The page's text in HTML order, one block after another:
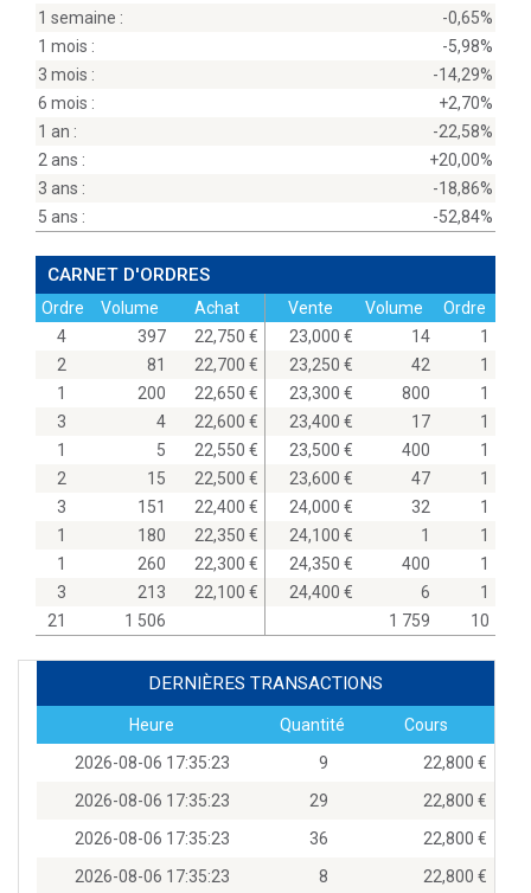
1 semaine :
-0,65%
1 mois :
-5,98%
3 mois :
-14,29%
6 mois :
+2,70%
1 an :
-22,58%
2 ans :
+20,00%
3 ans :
-18,86%
5 ans :
-52,84%
CARNET D'ORDRES
Ordre Volume
Achat
4
397
22,750
2
81
22,700
1
200
22,650
3
4
22,600
1
5
22,550
2
15
22,500
3
151
22,400
1
180
22,350
1
260
22,300
3
213
22,100
21
1 506
Vente Volume
Ordre
23,000
14
1
23,250
42
1
23,300
800
1
23,400
17
1
23,500
400
1
23,600
47
1
24,000
32
1
24,100
1
1
24,350
400
1
24,400
6
1
1 759
10
DERNIÈRES TRANSACTIONS
Heure Quantité
Cours
2026-08-06 17:35:23
9
22,800
2026-08-06 17:35:23
29
22,800
2026-08-06 17:35:23
36
22,800
2026-08-06 17:35:23
8
22,800